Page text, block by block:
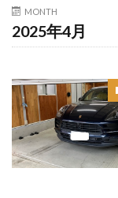
MONTH
2025年4月